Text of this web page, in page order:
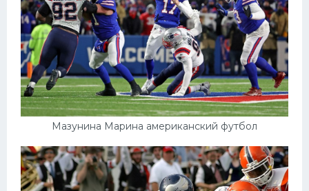
Мазунина Марина американский футбол